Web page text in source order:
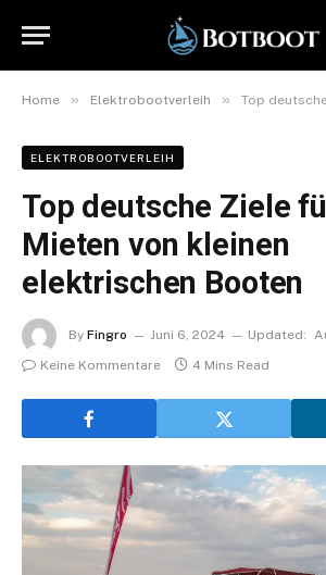
Home » Elektrobootverleih » Top deutsche Ziele für
ELEKTROBOOTVERLEIH
Top deutsche Ziele
Mieten von kleinen
elektrischen Booten
By Fingro Juni 6, 2024 Updated:
Keine Kommentare
4 Mins Read